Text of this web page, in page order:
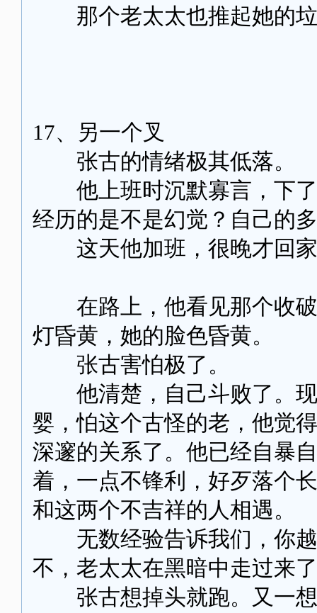
那个老太太也推起她的垃
17、另一个叉
张古的情绪极其低落。
他上班时沉默寡言，下了
经历的是不是幻觉？自己的
这天他加班，很晚才回
在路上，他看见那个收破
灯昏黄，她的脸色昏黄。
张古害怕极了。
他清楚，自己斗败了。现
婴，怕这个古怪的老，他觉
深邃的关系了。他已经自暴
着，一点不锋利，好歹落个
和这两个不吉祥的人相遇。
无数经验告诉我们，你越
不，老太太在黑暗中走过来
张古想掉头就跑。又一想